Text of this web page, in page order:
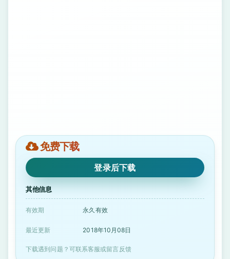
免费下载
登录后下载
其他信息
有效期 永久有效
最近更新 2018年10月08日
下载遇到问题？可联系客服或留言反馈